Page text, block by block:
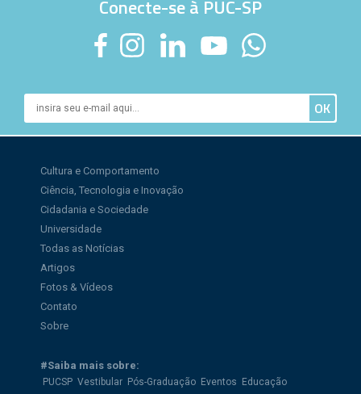
Conecte-se à PUC-SP
Cultura e Comportamento
Ciência, Tecnologia e Inovação
Cidadania e Sociedade
Universidade
Todas as Notícias
Artigos
Fotos & Vídeos
Contato
Sobre
#Saiba mais sobre:
PUCSP Vestibular Pós-Graduação Eventos Educação